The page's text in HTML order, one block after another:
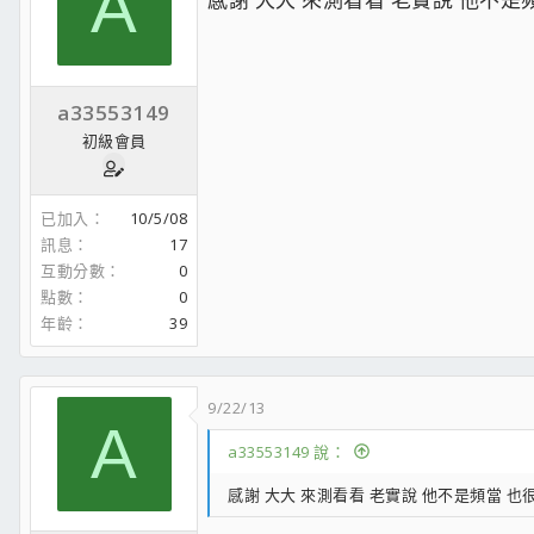
PSU: Bitfenix Formula Bronze 400W
#5 Donelly
MB: Gigabyte Z97X-Gaming 3 Rev1.0 (F8d)
HDD：Seagate 4T（ST4000DM004）
a33553149
初級會員
已加入
10/5/08
訊息
17
互動分數
0
點數
0
年齡
39
A
9/22/13
a33553149 說：
感謝 大大 來測看看 老實說 他不是頻當 也